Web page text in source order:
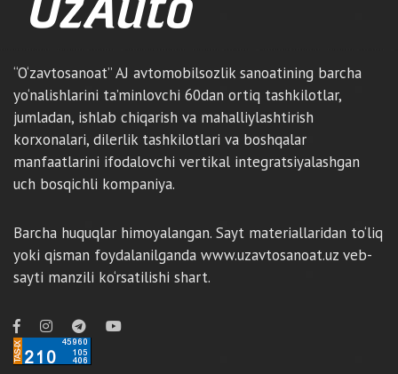
“O‘zavtosanoat” AJ avtomobilsozlik sanoatining barcha
yo‘nalishlarini ta’minlovchi 60dan ortiq tashkilotlar,
jumladan, ishlab chiqarish va mahalliylashtirish
korxonalari, dilerlik tashkilotlari va boshqalar
manfaatlarini ifodalovchi vertikal integratsiyalashgan
uch bosqichli kompaniya.
Barcha huquqlar himoyalangan. Sayt materiallaridan to‘liq
yoki qisman foydalanilganda www.uzavtosanoat.uz veb-
sayti manzili ko‘rsatilishi shart.